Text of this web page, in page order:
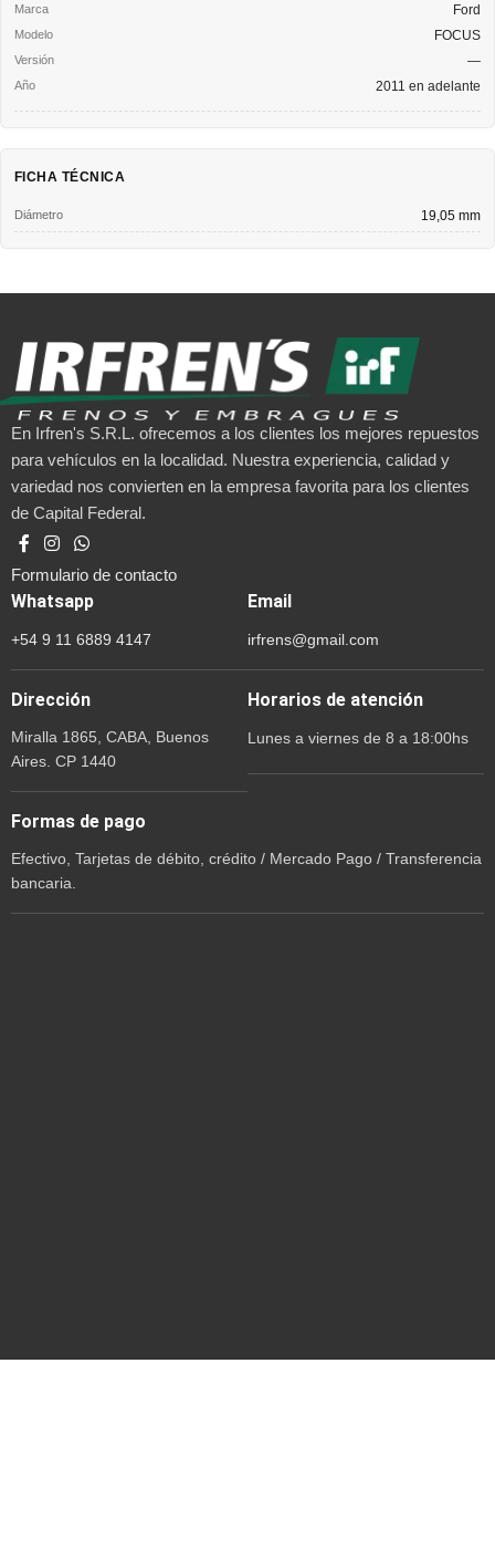
Ford
FOCUS
—
2011 en adelante
FICHA TÉCNICA
Diámetro 19,05 mm
En Irfren's S.R.L. ofrecemos a los clientes los mejores repuestos
para vehículos en la localidad. Nuestra experiencia, calidad y
variedad nos convierten en la empresa favorita para los clientes
de Capital Federal.
Formulario de contacto
Whatsapp
+54 9 11 6889 4147
Email
irfrens@gmail.com
Dirección
Miralla 1865, CABA, Buenos
Aires. CP 1440
Horarios de atención
Lunes a viernes de 8 a 18:00hs
Formas de pago
Efectivo, Tarjetas de débito, crédito / Mercado Pago / Transferencia
bancaria.